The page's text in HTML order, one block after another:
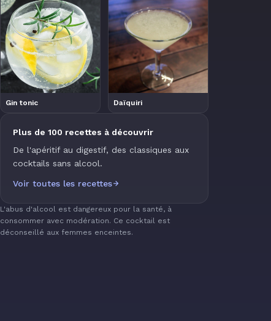
Gin tonic Daïquiri
Plus de 100 recettes à découvrir
De l'apéritif au digestif, des classiques aux
cocktails sans alcool.
Voir toutes les recettes
L'abus d'alcool est dangereux pour la santé, à
consommer avec modération. Ce cocktail est
déconseillé aux femmes enceintes.